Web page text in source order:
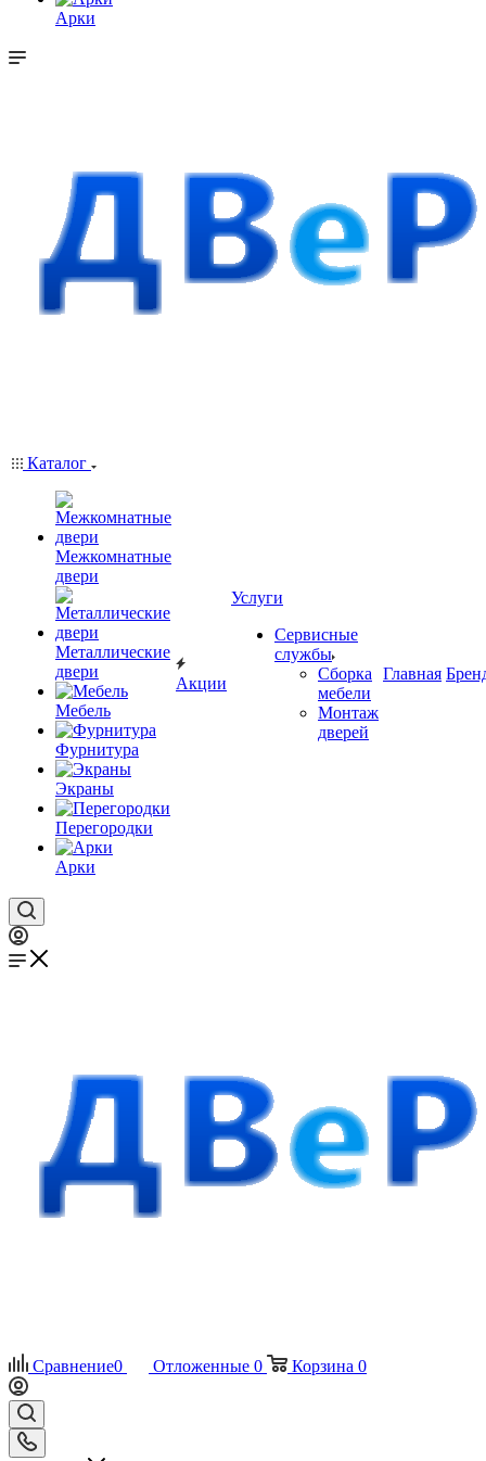
Арки
Каталог
Межкомнатные
двери
Металлические
двери
Мебель
Фурнитура
Экраны
Перегородки
Арки
Акции
Услуги
Сервисные
службы
Сборка
мебели
Монтаж
дверей
Главная
Сравнение0 Отложенные 0 Корзина 0